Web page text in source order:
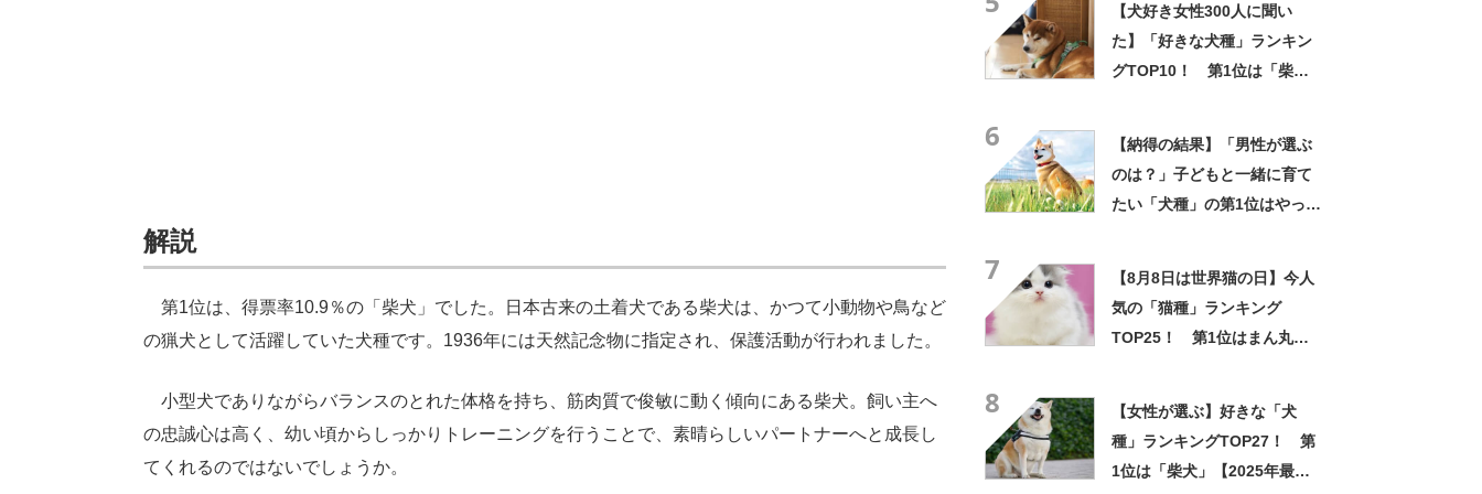
解説
第1位は、得票率10.9％の「柴犬」でした。日本古来の土着犬である柴犬は、かつて小動物や鳥など
の猟犬として活躍していた犬種です。1936年には天然記念物に指定され、保護活動が行われました。
小型犬でありながらバランスのとれた体格を持ち、筋肉質で俊敏に動く傾向にある柴犬。飼い主へ
の忠誠心は高く、幼い頃からしっかりトレーニングを行うことで、素晴らしいパートナーへと成長し
てくれるのではないでしょうか。
【犬好き女性300人に聞い
た】「好きな犬種」ランキン
グTOP10！ 第1位は「柴
6
【納得の結果】「男性が選ぶ
のは？」子どもと一緒に育て
たい「犬種」の第1位はやっぱ
7
【8月8日は世界猫の日】今人
気の「猫種」ランキング
TOP25！ 第1位はまん丸顔
8
【女性が選ぶ】好きな「犬
種」ランキングTOP27！ 第
1位は「柴犬」【2025年最新